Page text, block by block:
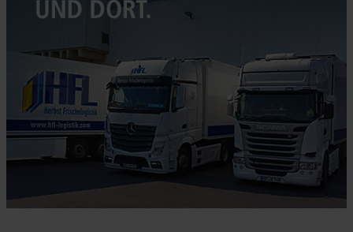
BRANCHEN
UNTERNEHMEN
KONTAKT
NEWS